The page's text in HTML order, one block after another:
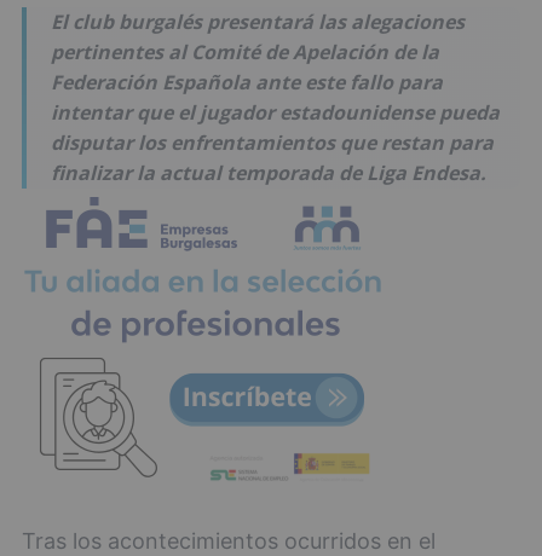
El club burgalés presentará las alegaciones
pertinentes al Comité de Apelación de la
Federación Española ante este fallo para
intentar que el jugador estadounidense pueda
disputar los enfrentamientos que restan para
finalizar la actual temporada de Liga Endesa.
Tras los acontecimientos ocurridos en el